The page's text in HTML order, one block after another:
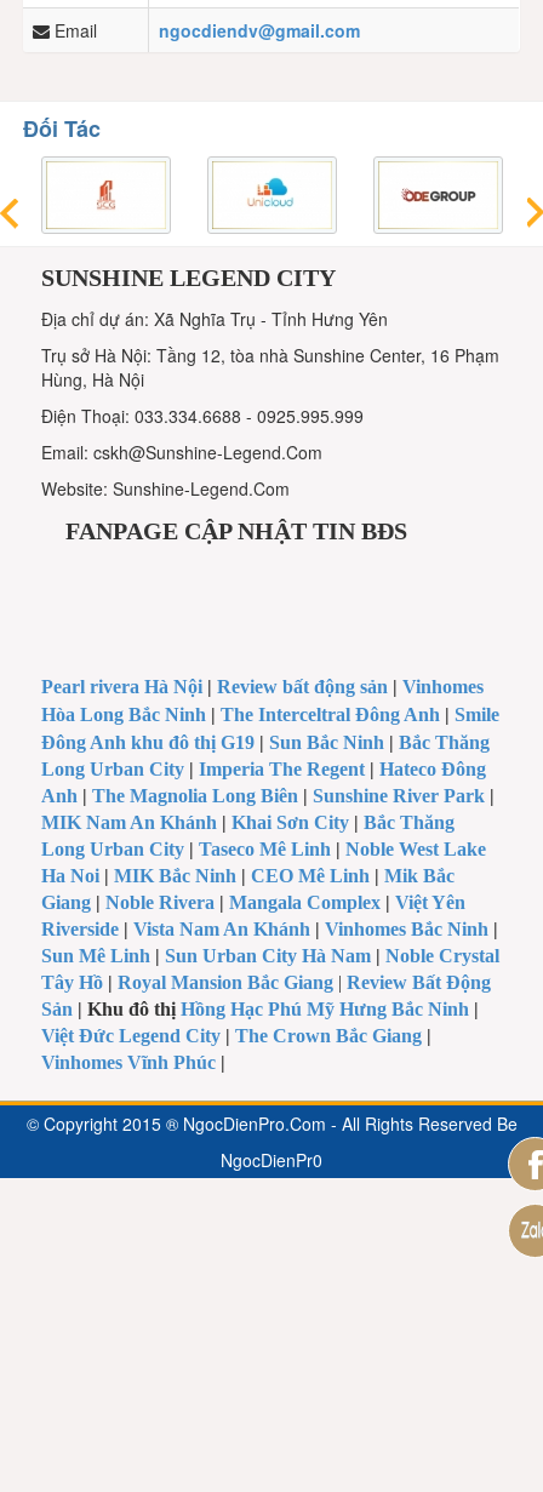
Email
ngocdiendv@gmail.com
Đối Tác
SUNSHINE LEGEND CITY
Địa chỉ dự án: Xã Nghĩa Trụ - Tỉnh Hưng Yên
Trụ sở Hà Nội: Tầng 12, tòa nhà Sunshine Center, 16 Phạm
Hùng, Hà Nội
Điện Thoại: 033.334.6688 - 0925.995.999
Email: cskh@Sunshine-Legend.Com
Website: Sunshine-Legend.Com
FANPAGE CẬP NHẬT TIN BĐS
Pearl rivera Hà Nội |Review bất động sản |Vinhomes
Hòa Long Bắc Ninh |The Interceltral Đông Anh |Smile
Đông Anh khu đô thị G19 |Sun Bắc Ninh |Bắc Thăng
Long Urban City |Imperia The Regent |Hateco Đông
Anh |The Magnolia Long Biên |Sunshine River Park |
MIK Nam An Khánh |Khai Sơn City |Bắc Thăng
Long Urban City |Taseco Mê Linh |Noble West Lake
Ha Noi | MIK Bắc Ninh |CEO Mê Linh |Mik Bắc
Giang |Noble Rivera |Mangala Complex |Việt Yên
Riverside |Vista Nam An Khánh |Vinhomes Bắc Ninh |
Sun Mê Linh |Sun Urban City Hà Nam | Noble Crystal
Tây Hồ |Royal Mansion Bắc Giang |Review Bất Động
Sản | Khu đô thịHồng Hạc Phú Mỹ Hưng Bắc Ninh |
Việt Đức Legend City |The Crown Bắc Giang |
Vinhomes Vĩnh Phúc |
© Copyright 2015 ® NgocDienPro.Com - All Rights Reserved Be
NgocDienPr0